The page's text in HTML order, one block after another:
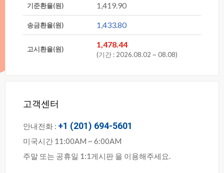
기준환율(원) 1,419.90
송금환율(원) 1,433.80
고시환율(원) 1,478.44
(기간:2026.08.02~08.08)
고객센터
안내전화: +1‪(201)694-5601
미국시간11:00AM~6:00AM
주말또는공휴일1:1게시판을이용해주세요.